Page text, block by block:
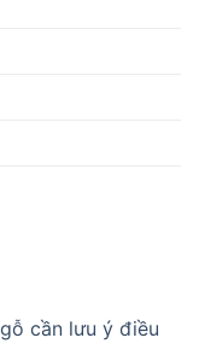
cần lưu ý điều